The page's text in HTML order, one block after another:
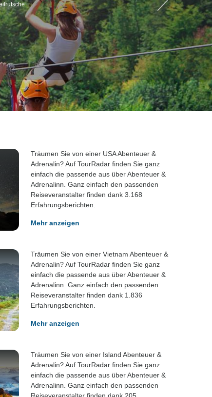
Träumen Sie von einer USA Abenteuer &
Adrenalin? Auf TourRadar finden Sie ganz
einfach die passende aus über Abenteuer &
Adrenalinn. Ganz einfach den passenden
Reiseveranstalter finden dank 3.168
Erfahrungsberichten.
Mehr anzeigen
Träumen Sie von einer Vietnam Abenteuer &
Adrenalin? Auf TourRadar finden Sie ganz
einfach die passende aus über Abenteuer &
Adrenalinn. Ganz einfach den passenden
Reiseveranstalter finden dank 1.836
Erfahrungsberichten.
Mehr anzeigen
Träumen Sie von einer Island Abenteuer &
Adrenalin? Auf TourRadar finden Sie ganz
einfach die passende aus über Abenteuer &
Adrenalinn. Ganz einfach den passenden
Reiseveranstalter finden dank 205